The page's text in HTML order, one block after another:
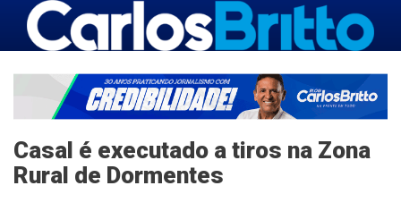
Casal é executado a tiros na Zona
Rural de Dormentes